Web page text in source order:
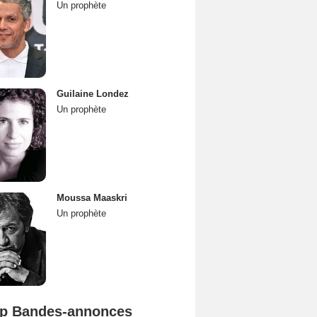
Un prophète
Guilaine Londez
Un prophète
Moussa Maaskri
Un prophète
Bandes-annonces